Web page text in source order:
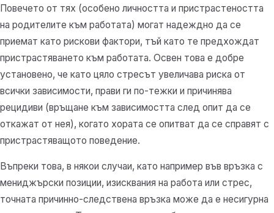
Повечето от тях (особено личността и пристрастеността
на родителите към работата) могат надеждно да се
приемат като рискови фактори, тъй като те предхождат
пристрастяването към работата. Освен това е добре
установено, че като цяло стресът увеличава риска от
всички зависимости, прави ги по-тежки и причинява
рецидиви (връщане към зависимостта след опит да се
откажат от нея), когато хората се опитват да се справят с
пристрастяващото поведение.
Въпреки това, в някои случаи, като например във връзка с
мениджърски позиции, изисквания на работа или стрес,
точната причинно-следствена връзка може да е несигурна